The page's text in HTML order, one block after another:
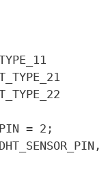
código que vamos
nos permitirá
el archivo